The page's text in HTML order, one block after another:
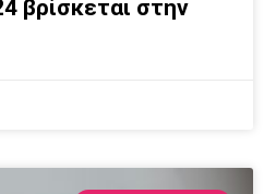
βρίσκεται στην